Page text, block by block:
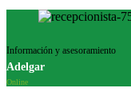
Información y asesoramiento
Adelgar
Online